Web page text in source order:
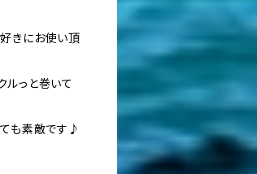
きにお使い頂
ルっと巻いて
ても素敵です♪